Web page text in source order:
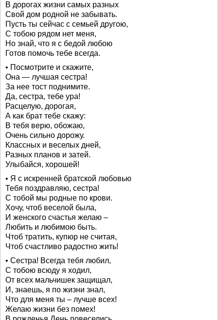
В дорогах жизни самых разных
Свой дом родной не забывать.
Пусть ты сейчас с семьей другою,
С тобою рядом нет меня,
Но знай, что я с бедой любою
Готов помочь тебе всегда.
• Посмотрите и скажите,
Она — лучшая сестра!
За нее тост поднимите.
Да, сестра, тебе ура!
Расцелую, дорогая,
А как брат тебе скажу:
В тебя верю, обожаю,
Очень сильно дорожу.
Классных и веселых дней,
Разных планов и затей.
Улыбайся, хорошей!
• Я с искренней братской любовью
Тебя поздравляю, сестра!
С тобой мы родные по крови.
Хочу, чтоб веселой была,
И женского счастья желаю –
Любить и любимою быть.
Чтоб тратить, купюр не считая,
Чтоб счастливо радостно жить!
• Сестра! Всегда тебя любил,
С тобою всюду я ходил,
От всех мальчишек защищал,
И, знаешь, я по жизни знал,
Что для меня ты – лучше всех!
Желаю жизни без помех!